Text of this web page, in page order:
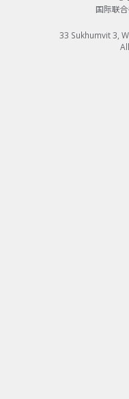
国际联
33 Sukhumvit 3,